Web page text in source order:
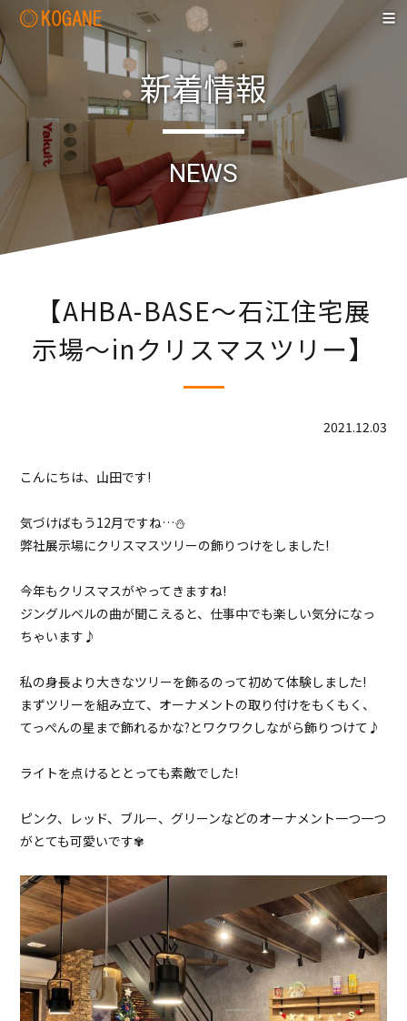
新着情報
NEWS
【AHBA-BASE～石江住宅展
示場～inクリスマスツリー】
2021.12.03
こんにちは、山田です!
気づけばもう12月ですね…⛄
弊社展示場にクリスマスツリーの飾りつけをしました!
今年もクリスマスがやってきますね!
ジングルベルの曲が聞こえると、仕事中でも楽しい気分になっ
ちゃいます♪
私の身長より大きなツリーを飾るのって初めて体験しました!
まずツリーを組み立て、オーナメントの取り付けをもくもく、
てっぺんの星まで飾れるかな?とワクワクしながら飾りつけて♪
ライトを点けるととっても素敵でした!
ピンク、レッド、ブルー、グリーンなどのオーナメント一つ一つ
がとても可愛いです✾